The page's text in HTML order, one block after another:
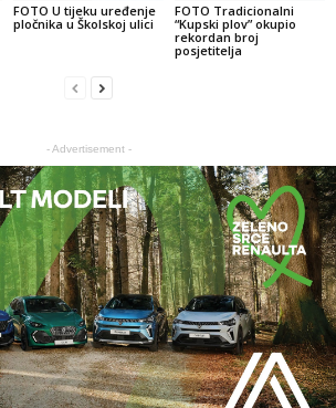
FOTO U tijeku uređenje
pločnika u Školskoj ulici
FOTO Tradicionalni
“Kupski plov” okupio
rekordan broj
posjetitelja
- Advertisement -